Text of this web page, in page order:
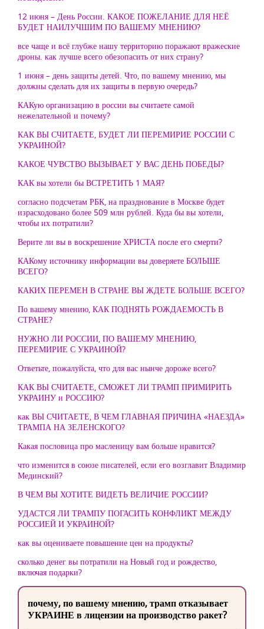
12 июня – День России. КАКОЕ ПОЖЕЛАНИЕ ДЛЯ НЕЁ
БУДЕТ НАИЛУЧШИМ ПО ВАШЕМУ МНЕНИЮ?
все чаще и всё глубже нашу территорию поражают вражеские
дроны. как лучше всего обезопасить от них страну?
1 июня – день защиты детей. Что, по вашему мнению, мы
должны сделать для их защиты в первую очередь?
КАКую организацию в россии вы считаете самой
нежелательной и почему?
КАК ВЫ СЧИТАЕТЕ, БУДЕТ ЛИ ПЕРЕМИРИЕ РОССИИ С
УКРАИНОЙ?
КАКОЕ ЧУВСТВО ВЫЗЫВАЕТ У ВАС ДЕНЬ ПОБЕДЫ?
КАК вы хотели бы ВСТРЕТИТЬ 1 МАЯ?
согласно подсчетам РБК, на празднование в Москве будет
израсходовано более 509 млн рублей. Куда бы вы хотели,
чтобы их потратили?
Верите ли вы в воскрешение ХРИСТА после его смерти?
КАКому источнику информации вы доверяете БОЛЬШЕ
ВСЕГО?
КАКИХ ПЕРЕМЕН В СТРАНЕ ВЫ ЖДЕТЕ БОЛЬШЕ ВСЕГО?
По вашему мнению, КАК ПОДНЯТЬ РОЖДАЕМОСТЬ В
СТРАНЕ?
НУЖНО ЛИ РОССИИ, ПО ВАШЕМУ МНЕНИЮ,
ПЕРЕМИРИЕ С УКРАИНОЙ?
Ответьте, пожалуйста, что для вас нынче дороже всего?
КАК ВЫ СЧИТАЕТЕ, СМОЖЕТ ЛИ ТРАМП ПРИМИРИТЬ
УКРАИНУ и РОССИЮ?
как ВЫ СЧИТАЕТЕ, В ЧЕМ ГЛАВНАЯ ПРИЧИНА «НАЕЗДА»
ТРАМПА НА ЗЕЛЕНСКОГО?
Какая пословица про масленицу вам больше нравится?
что изменится в союзе писателей, если его возглавит Владимир
Мединский?
В ЧЕМ ВЫ ХОТИТЕ ВИДЕТЬ ВЕЛИЧИЕ РОССИИ?
УДАСТСЯ ЛИ ТРАМПУ ПОГАСИТЬ КОНФЛИКТ МЕЖДУ
РОССИЕЙ И УКРАИНОЙ?
как вы оцениваете повышение цен на продукты?
сколько денег вы потратили на Новый год и рождество,
включая подарки?
почему, по вашему мнению, трамп отказывает
УКРАИНЕ в лицензии на производство ракет?